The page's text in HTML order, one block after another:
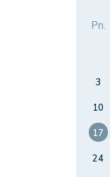
Pn.
3
10
17
24